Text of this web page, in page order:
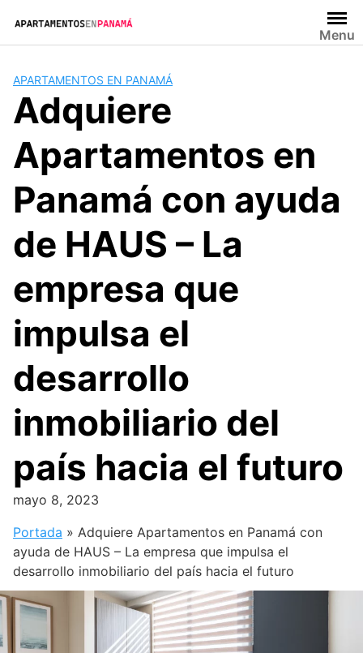
contenido
Menu
APARTAMENTOS EN PANAMÁ
Adquiere
Apartamentos en
Panamá con ayuda
de HAUS – La
empresa que
impulsa el
desarrollo
inmobiliario del
país hacia el futuro
mayo 8, 2023
Portada » Adquiere Apartamentos en Panamá con
ayuda de HAUS – La empresa que impulsa el
desarrollo inmobiliario del país hacia el futuro